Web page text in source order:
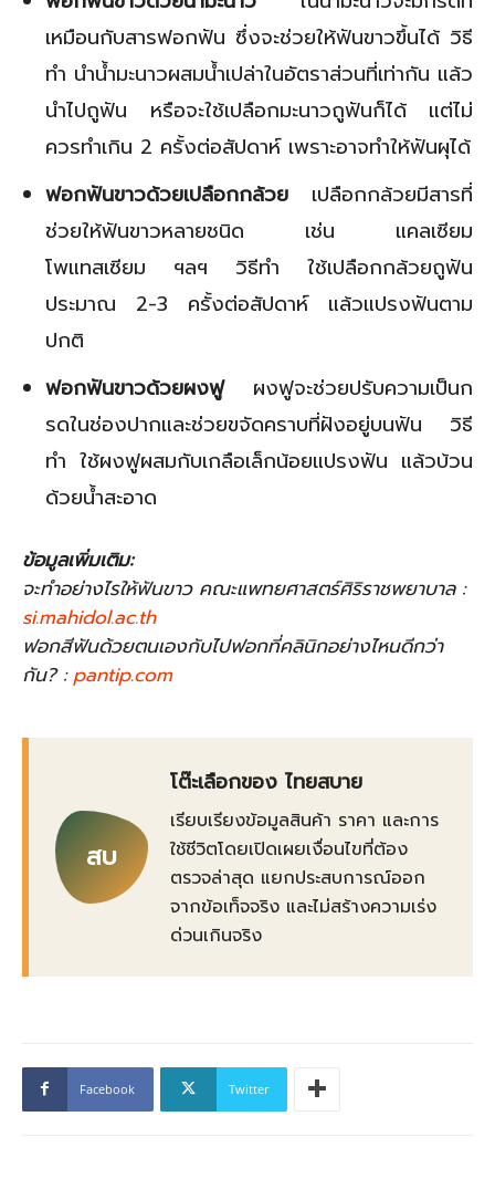
เหมือนกับสารฟอกฟัน ซึ่งจะช่วยให้ฟันขาวขึ้นได้ วิธี
ทำ นำน้ำมะนาวผสมน้ำเปล่าในอัตราส่วนที่เท่ากัน แล้ว
นำไปถูฟัน หรือจะใช้เปลือกมะนาวถูฟันก็ได้ แต่ไม่
ควรทำเกิน 2 ครั้งต่อสัปดาห์ เพราะอาจทำให้ฟันผุได้
ฟอกฟันขาวด้วยเปลือกกล้วย เปลือกกล้วยมีสารที่
ช่วยให้ฟันขาวหลายชนิด เช่น แคลเซียม
โพแทสเซียม ฯลฯ วิธีทำ ใช้เปลือกกล้วยถูฟัน
ประมาณ 2-3 ครั้งต่อสัปดาห์ แล้วแปรงฟันตาม
ปกติ
ฟอกฟันขาวด้วยผงฟูผงฟูจะช่วยปรับความเป็นก
รดในช่องปากและช่วยขจัดคราบที่ฝังอยู่บนฟัน วิธี
ทำ ใช้ผงฟูผสมกับเกลือเล็กน้อยแปรงฟัน แล้วบ้วน
ด้วยน้ำสะอาด
ข้อมูลเพิ่มเติม:
จะทำอย่างไรให้ฟันขาว คณะแพทยศาสตร์ศิริราชพยาบาล :
si.mahidol.ac.th
ฟอกสีฟันด้วยตนเองกับไปฟอกที่คลินิกอย่างไหนดีกว่า
กัน? :pantip.com
สบ
โต๊ะเลือกของ ไทยสบาย
เรียบเรียงข้อมูลสินค้า ราคา และการ
ใช้ชีวิตโดยเปิดเผยเงื่อนไขที่ต้อง
ตรวจล่าสุด แยกประสบการณ์ออก
จากข้อเท็จจริง และไม่สร้างความเร่ง
ด่วนเกินจริง
Facebook Twitter